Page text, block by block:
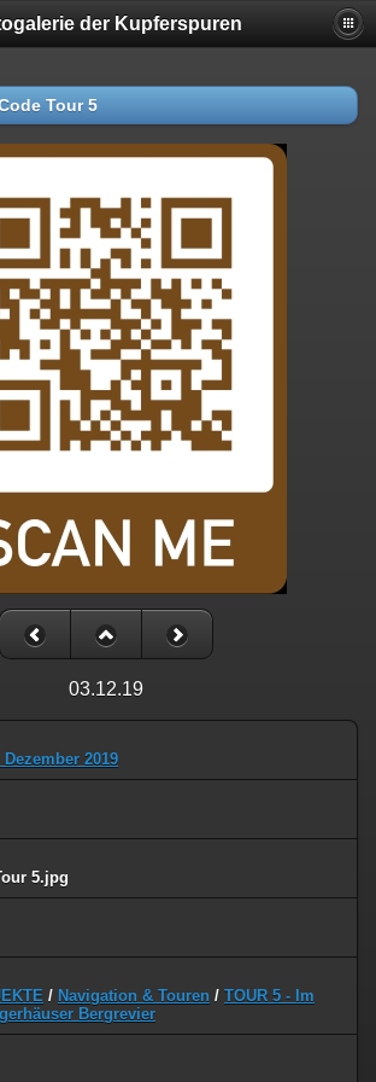
der Kupferspuren
Tour 5
03.12.19
Dezember 2019
5.jpg
/ Navigation & Touren / TOUR 5 - Im
Bergrevier